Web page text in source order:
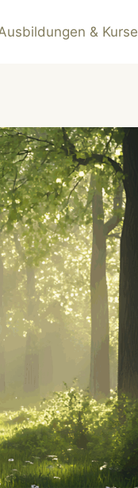
& Kurse